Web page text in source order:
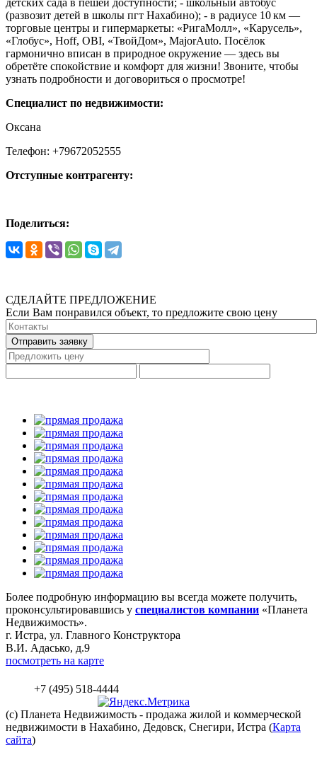
(развозит детей в школы пгт Нахабино); - в радиусе 10 км —
торговые центры и гипермаркеты: «РигаМолл», «Карусель»,
«Глобус», Hoff, OBI, «ТвойДом», MajorAuto. Посёлок
гармонично вписан в природное окружение — здесь вы
обретёте спокойствие и комфорт для жизни! Звоните, чтобы
узнать подробности и договориться о просмотре!
Специалист по недвижимости:
Оксана
Телефон: +79672052555
Отступные контрагенту:
Поделиться:
СДЕЛАЙТЕ ПРЕДЛОЖЕНИЕ
Если Вам понравился объект, то предложите свою цену
Отправить заявку
Более подробную информацию вы всегда можете получить,
проконсультировавшись у специалистов компании «Планета
Недвижимость».
г. Истра, ул. Главного Конструктора
В.И. Адасько, д.9
посмотреть на карте
+7 (495) 518-4444
(c) Планета Недвижимость - продажа жилой и коммерческой
недвижимости в Нахабино, Дедовск, Снегири, Истра (Карта
сайта)